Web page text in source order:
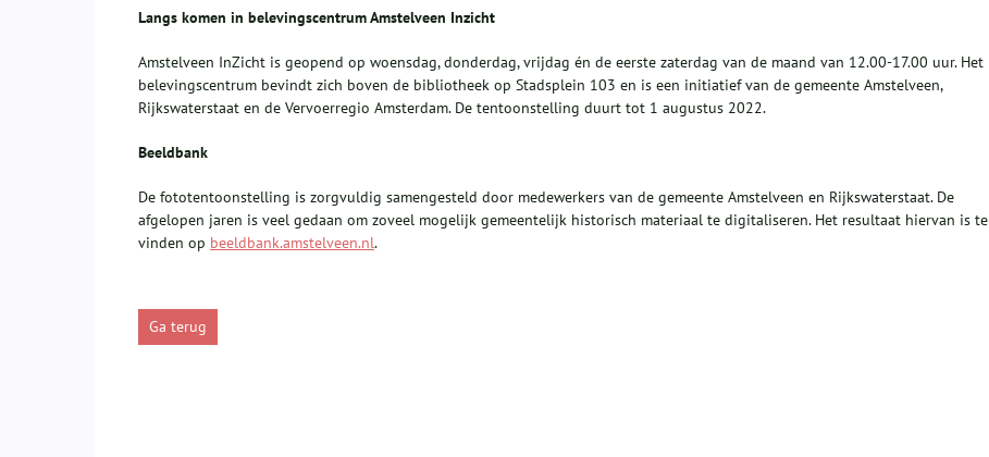
Langs komen in belevingscentrum Amstelveen Inzicht
Amstelveen InZicht is geopend op woensdag, donderdag, vrijdag én de eerste zaterdag van de maand van 12.00-17.00 uur. Het
belevingscentrum bevindt zich boven de bibliotheek op Stadsplein 103 en is een initiatief van de gemeente Amstelveen,
Rijkswaterstaat en de Vervoerregio Amsterdam. De tentoonstelling duurt tot 1 augustus 2022.
Beeldbank
De fototentoonstelling is zorgvuldig samengesteld door medewerkers van de gemeente Amstelveen en Rijkswaterstaat. De
afgelopen jaren is veel gedaan om zoveel mogelijk gemeentelijk historisch materiaal te digitaliseren. Het resultaat hiervan is te
vinden op beeldbank.amstelveen.nl.
Ga terug